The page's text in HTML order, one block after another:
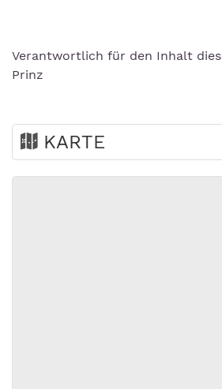
Verantwortlich für den Inhalt
Prinz
KARTE